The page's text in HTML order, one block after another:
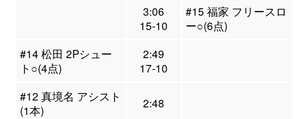
3:06
15-10
#15 福家 フリースロ
ー○(6点)
#14 松田 2Pシュー
ト○(4点)
2:49
17-10
#12 真境名 アシスト
(1本)
2:48